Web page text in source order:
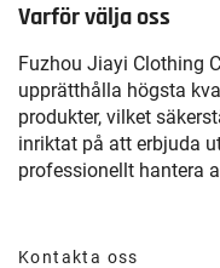
Varför välja oss
Fuzhou Jiayi Clothing
upprätthålla högsta
produkter, vilket
inriktat på att erbjuda
professionellt hantera
Kontakta oss